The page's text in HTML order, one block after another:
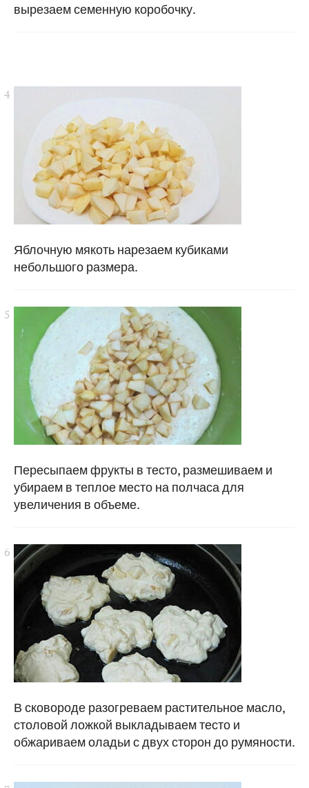
вырезаем семенную коробочку.
Яблочную мякоть нарезаем кубиками
небольшого размера.
Пересыпаем фрукты в тесто, размешиваем и
убираем в теплое место на полчаса для
увеличения в объеме.
В сковороде разогреваем растительное масло,
столовой ложкой выкладываем тесто и
обжариваем оладьи с двух сторон до румяности.